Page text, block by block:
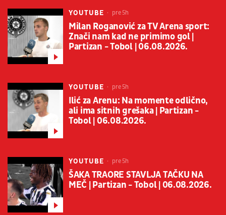
YOUTUBE pre 5h
Milan Roganović za TV Arena sport:
Znači nam kad ne primimo gol |
Partizan - Tobol | 06.08.2026.
YOUTUBE pre 5h
Ilić za Arenu: Na momente odlično,
ali ima sitnih grešaka | Partizan -
Tobol | 06.08.2026.
YOUTUBE pre 5h
ŠAKA TRAORE STAVLJA TAČKU NA
MEČ | Partizan - Tobol | 06.08.2026.